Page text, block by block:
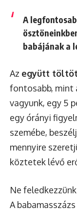
A
babájának a
Az együtt
fontosabb, mint
vagyunk, egy 5
egy órányi
szemébe,
mennyire
köztetek lévő
Ne
A